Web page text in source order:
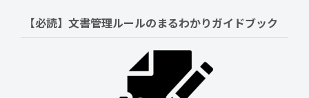
【必読】文書管理ルールのまるわかりガイドブック